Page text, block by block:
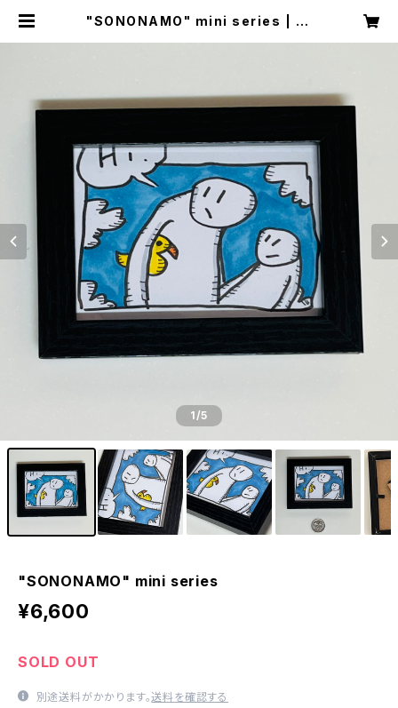
"SONONAMO" mini series | DI
1/5
"SONONAMO" mini series
¥6,600
SOLD OUT
別途送料がかかります。送料を確認する